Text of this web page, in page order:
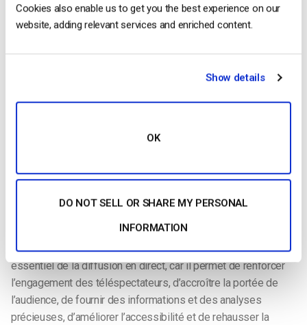
Cookies also enable us to get you the best experience on our
website, adding relevant services and enriched content.
Show details
OK
DO NOT SELL OR SHARE MY PERSONAL
INFORMATION
Remarque :
Un libellé DVR apparaîtra sur le tableau de bord de la chaîne
en direct une fois que vous aurez créé la chaîne en direct avec
En conclusion, l’utilisation d’un enregistreur numérique sur une
la fourniture d’un contenu vidéo en direct de haute qualité.
L’utilisation de l’enregistreur numérique est un aspect
essentiel de la diffusion en direct, car il permet de renforcer
l’engagement des téléspectateurs, d’accroître la portée de
l’audience, de fournir des informations et des analyses
précieuses, d’améliorer l’accessibilité et de rehausser la